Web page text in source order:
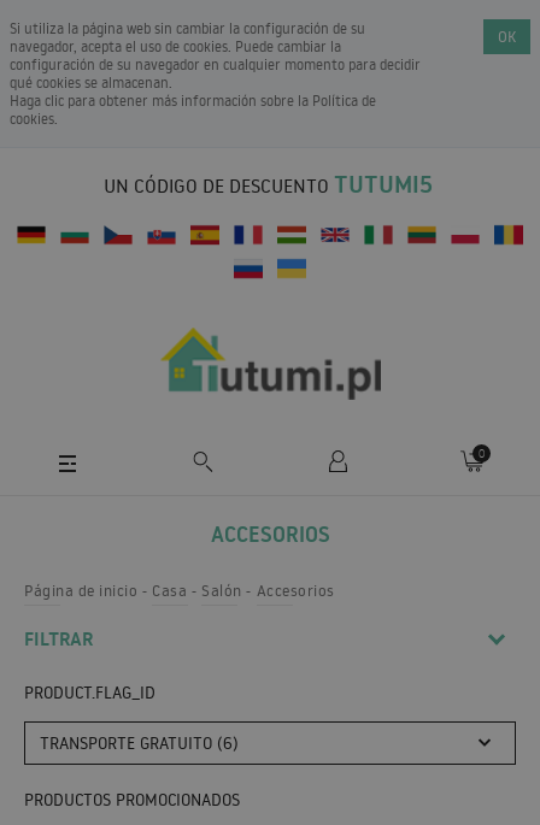
Si utiliza la página web sin cambiar la configuración de su
navegador, acepta el uso de cookies. Puede cambiar la
configuración de su navegador en cualquier momento para decidir
qué cookies se almacenan.
Haga clic para obtener más información sobre la Política de
cookies.
OK
UN CÓDIGO DE DESCUENTO TUTUMI5
0
ACCESORIOS
Página de inicio Casa Salón Accesorios
FILTRAR
PRODUCT.FLAG_ID
TRANSPORTE GRATUITO (6)
PRODUCTOS PROMOCIONADOS